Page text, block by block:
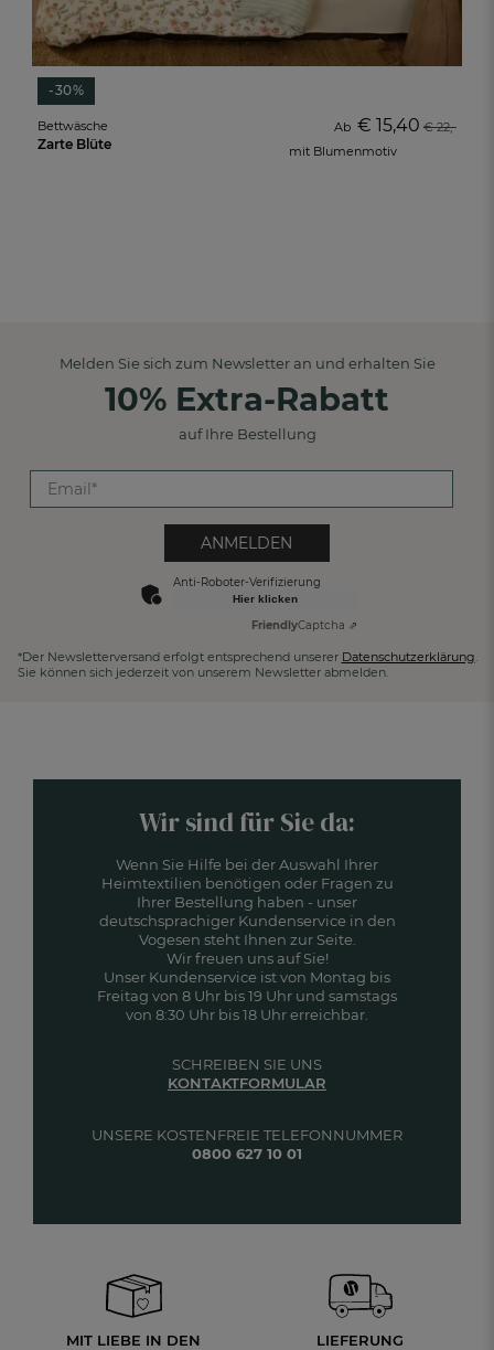
-30%
Bettwäsche
Zarte Blüte
Ab € 15,40 € 22,-
mit Blumenmotiv
Melden Sie sich zum Newsletter an und erhalten Sie
10% Extra-Rabatt
auf Ihre Bestellung
ANMELDEN
Anti-Roboter-Verifizierung
Hier klicken
FriendlyCaptcha ⇗
*Der Newsletterversand erfolgt entsprechend unserer Datenschutzerklärung
Sie können sich jederzeit von unserem Newsletter abmelden.
Wir sind für Sie da:
Wenn Sie Hilfe bei der Auswahl Ihrer
Heimtextilien benötigen oder Fragen zu
Ihrer Bestellung haben - unser
deutschsprachiger Kundenservice in den
Vogesen steht Ihnen zur Seite.
Wir freuen uns auf Sie!
Unser Kundenservice ist von Montag bis
Freitag von 8 Uhr bis 19 Uhr und samstags
von 8:30 Uhr bis 18 Uhr erreichbar.
UNSERE KOSTENFREIE TELEFONNUMMER
0800 627 10 01
SCHREIBEN SIE UNS
KONTAKTFORMULAR
MIT LIEBE IN DEN
LIEFERUNG